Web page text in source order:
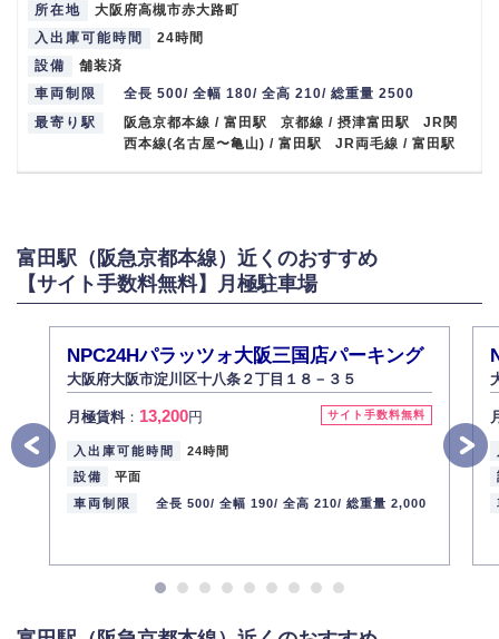
所在地
大阪府高槻市赤大路町
入出庫可能時間
24時間
設備
舗装済
車両制限
全長 500/ 全幅 180/ 全高 210/ 総重量 2500
最寄り駅
阪急京都本線 / 富田駅 京都線 / 摂津富田駅 JR関
西本線(名古屋〜亀山) / 富田駅 JR両毛線 / 富田駅
富田駅（阪急京都本線）近くのおすすめ
【サイト手数料無料】月極駐車場
NPC24Hパラッツォ大阪三国店パーキング
大阪府大阪市淀川区十八条２丁目１８－３５
サイト手数料無料
月極賃料： 13,200円
入出庫可能時間
24時間
設備
平面
車両制限
全長 500/ 全幅 190/ 全高 210/ 総重量 2,000